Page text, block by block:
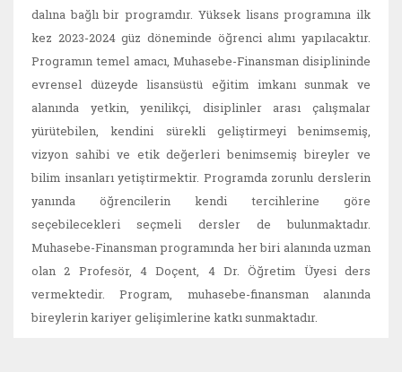
dalına bağlı bir programdır. Yüksek lisans programına ilk
kez 2023-2024 güz döneminde öğrenci alımı yapılacaktır.
Programın temel amacı, Muhasebe-Finansman disiplininde
evrensel düzeyde lisansüstü eğitim imkanı sunmak ve
alanında yetkin, yenilikçi, disiplinler arası çalışmalar
yürütebilen, kendini sürekli geliştirmeyi benimsemiş,
vizyon sahibi ve etik değerleri benimsemiş bireyler ve
bilim insanları yetiştirmektir. Programda zorunlu derslerin
yanında öğrencilerin kendi tercihlerine göre
seçebilecekleri seçmeli dersler de bulunmaktadır.
Muhasebe-Finansman programında her biri alanında uzman
olan 2 Profesör, 4 Doçent, 4 Dr. Öğretim Üyesi ders
vermektedir. Program, muhasebe-finansman alanında
bireylerin kariyer gelişimlerine katkı sunmaktadır.